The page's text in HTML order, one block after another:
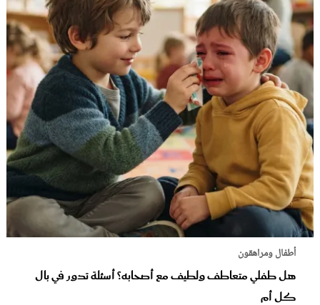
أطفال ومراهقون
هل طفلي متعاطف ولطيف مع أصحابه؟ أسئلة تدور في بال
كل أم